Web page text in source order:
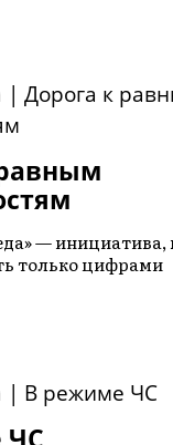
—
только цифрами